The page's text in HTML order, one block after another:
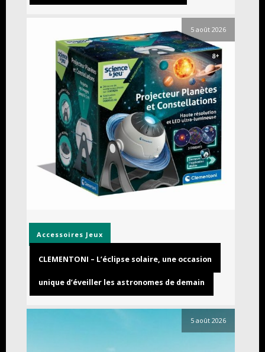
5 août 2026
Accessoires Jeux
CLEMENTONI – L’éclipse solaire, une occasion
unique d’éveiller les astronomes de demain
5 août 2026